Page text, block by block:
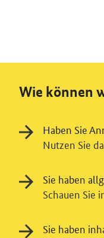
Wie können
Haben Sie
Nutzen Sie
Sie haben
Schauen Sie
Sie haben